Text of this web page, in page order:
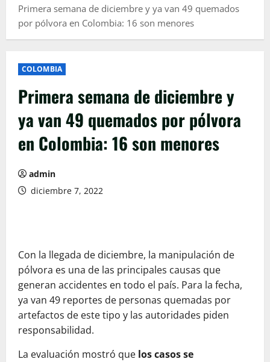
Primera semana de diciembre y ya van 49 quemados
por pólvora en Colombia: 16 son menores
COLOMBIA
Primera semana de diciembre y
ya van 49 quemados por pólvora
en Colombia: 16 son menores
admin
diciembre 7, 2022
Con la llegada de diciembre, la manipulación de
pólvora es una de las principales causas que
generan accidentes en todo el país. Para la fecha,
ya van 49 reportes de personas quemadas por
artefactos de este tipo y las autoridades piden
responsabilidad.
La evaluación mostró que los casos se